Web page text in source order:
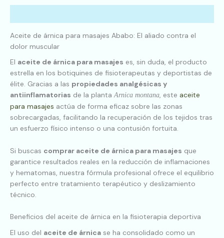
Aceite de árnica para masajes Ababo: El aliado contra el
dolor muscular
El aceite de árnica para masajes es, sin duda, el producto
estrella en los botiquines de fisioterapeutas y deportistas de
élite. Gracias a las propiedades analgésicas y
antiinflamatorias de la plantaArnica montana, este aceite
para masajes actúa de forma eficaz sobre las zonas
sobrecargadas, facilitando la recuperación de los tejidos tras
un esfuerzo físico intenso o una contusión fortuita.
Si buscas comprar aceite de árnica para masajes que
garantice resultados reales en la reducción de inflamaciones
y hematomas, nuestra fórmula profesional ofrece el equilibrio
perfecto entre tratamiento terapéutico y deslizamiento
técnico.
Beneficios del aceite de árnica en la fisioterapia deportiva
El uso del aceite de árnica se ha consolidado como un